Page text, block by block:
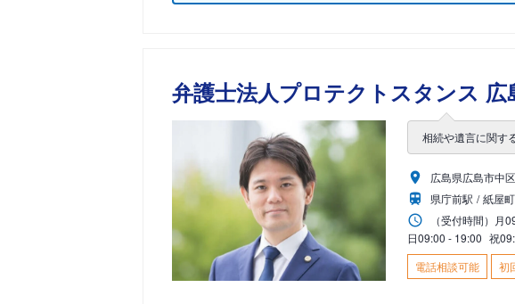
弁護士法人プロテクトスタンス 広
相続や遺言に関す
広島県広島市中
県庁前駅
紙屋
（受付時間） 月
日09:00 - 19:00 祝
電話相談可能
初